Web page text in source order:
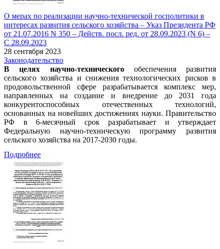
О мерах по реализации научно-технической госполитики в
интересах развития сельского хозяйства – Указ Президента РФ
от 21.07.2016 N 350 – Действ. посл. ред. от 28.09.2023 (N 6) –
С 28.09.2023
28 сентября 2023
Законодательство
В целях научно-техническогообеспечения развития
сельского хозяйства и снижения технологических рисков в
продовольственной сфере разрабатывается комплекс мер,
направленных на создание и внедрение до 2031 года
конкурентоспособных отечественных технологий,
основанных на новейших достижениях науки. Правительство
РФ в 6-месячный срок разрабатывает и утверждает
Федеральную научно-техническую программу развития
сельского хозяйства на 2017-2030 годы.
Подробнее